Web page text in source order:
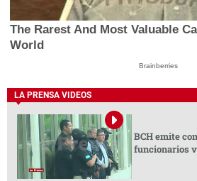
The Rarest And Most Valuable
World
Brainberries
LA PRENSA VIDEOS
BCH emite
funcionarios